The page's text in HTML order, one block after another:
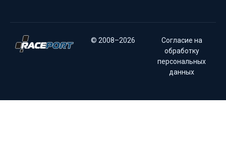
© 2008–2026
Согласие на
обработку
персональных
данных